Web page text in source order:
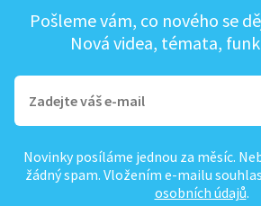
Pošleme vám, co nového se
Nová videa, témata,
Novinky posíláme jednou za měsíc.
žádný spam. Vložením e-mailu
osobních údajů.